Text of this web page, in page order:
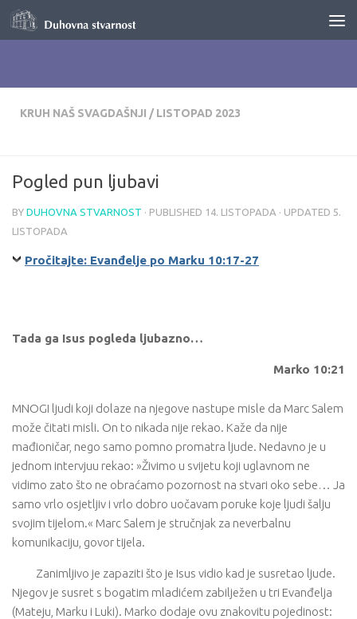
Skip to content
KRUH NAŠ SVAGDAŠNJI / LISTOPAD 2023
Pogled pun ljubavi
BY DUHOVNA STVARNOST · PUBLISHED 14. LISTOPADA · UPDATED 5.
LISTOPADA
Pročitajte: Evanđelje po Marku 10:17-27
Tada ga Isus pogleda ljubazno…
Marko 10:21
MNOGI ljudi koji dolaze na njegove nastupe misle da Marc Salem
može čitati misli. On to nikada nije rekao. Kaže da nije
mađioničar, nego samo pomno promatra ljude. Nedavno je u
jednom intervjuu rekao: »Živimo u svijetu koji uglavnom ne
vidimo zato što ne obraćamo pozornost na stvari oko sebe… Ja
samo vrlo osjetljiv i vrlo dobro uočavam poruke koje ljudi šalju
svojim tijelom.« Marc Salem je stručnjak za neverbalnu
komunikaciju, govor tijela.
Zanimljivo je zapaziti što je Isus vidio kad je susretao ljude.
Njegov je susret s bogatim mladićem zabilježen u tri Evanđelja
(Mateju, Marku i Luki). Marko dodaje ovu znakovitu pojedinost: